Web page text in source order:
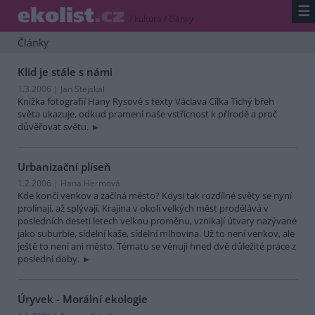
/ kultura / články ☰
Články
Klid je stále s námi
1.3.2006 | Jan Stejskal
Knížka fotografií Hany Rysové s texty Václava Cílka Tichý břeh
světa ukazuje, odkud pramení naše vstřícnost k přírodě a proč
důvěřovat světu.
Urbanizační plíseň
1.2.2006 | Hana Hermová
Kde končí venkov a začíná město? Kdysi tak rozdílné světy se nyní
prolínají, až splývají. Krajina v okolí velkých měst prodělává v
posledních deseti letech velkou proměnu, vznikají útvary nazývané
jako suburbie, sídelní kaše, sídelní mlhovina. Už to není venkov, ale
ještě to není ani město. Tématu se věnují hned dvě důležité práce z
poslední doby.
Úryvek - Morální ekologie